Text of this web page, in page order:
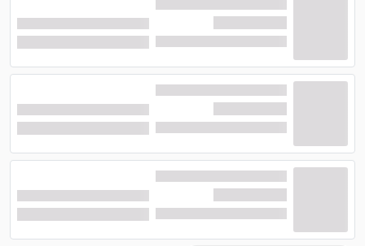
و شلوغ دسترسی خوبی به وسایل نقلیه‌ی عمومی، مرکز
دانشگاه‌ها، بیمارستان‌ها و مهم‌تر از همه به خیابان باشکوه و
دل‌چسب ولیعصر دارد. موقعیت مکانی خوب هتل سبب
شده تا برخی از مسافران به همین دلیل نسبت به
رز تهران اقدام کنند.
نویسنده : پرشین هتل